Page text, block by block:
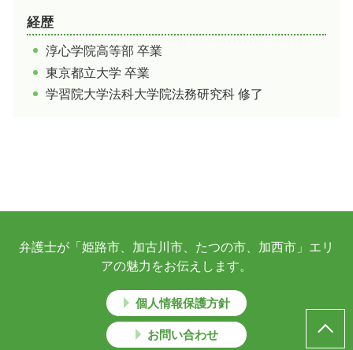
経歴
淳心学院高等部 卒業
東京都立大学 卒業
学習院大学法科大学院法務研究科 修了
弁護士が「姫路市、加古川市、たつの市、加西市」エリ
アの魅力をお伝えします。
個人情報保護方針
お問い合わせ